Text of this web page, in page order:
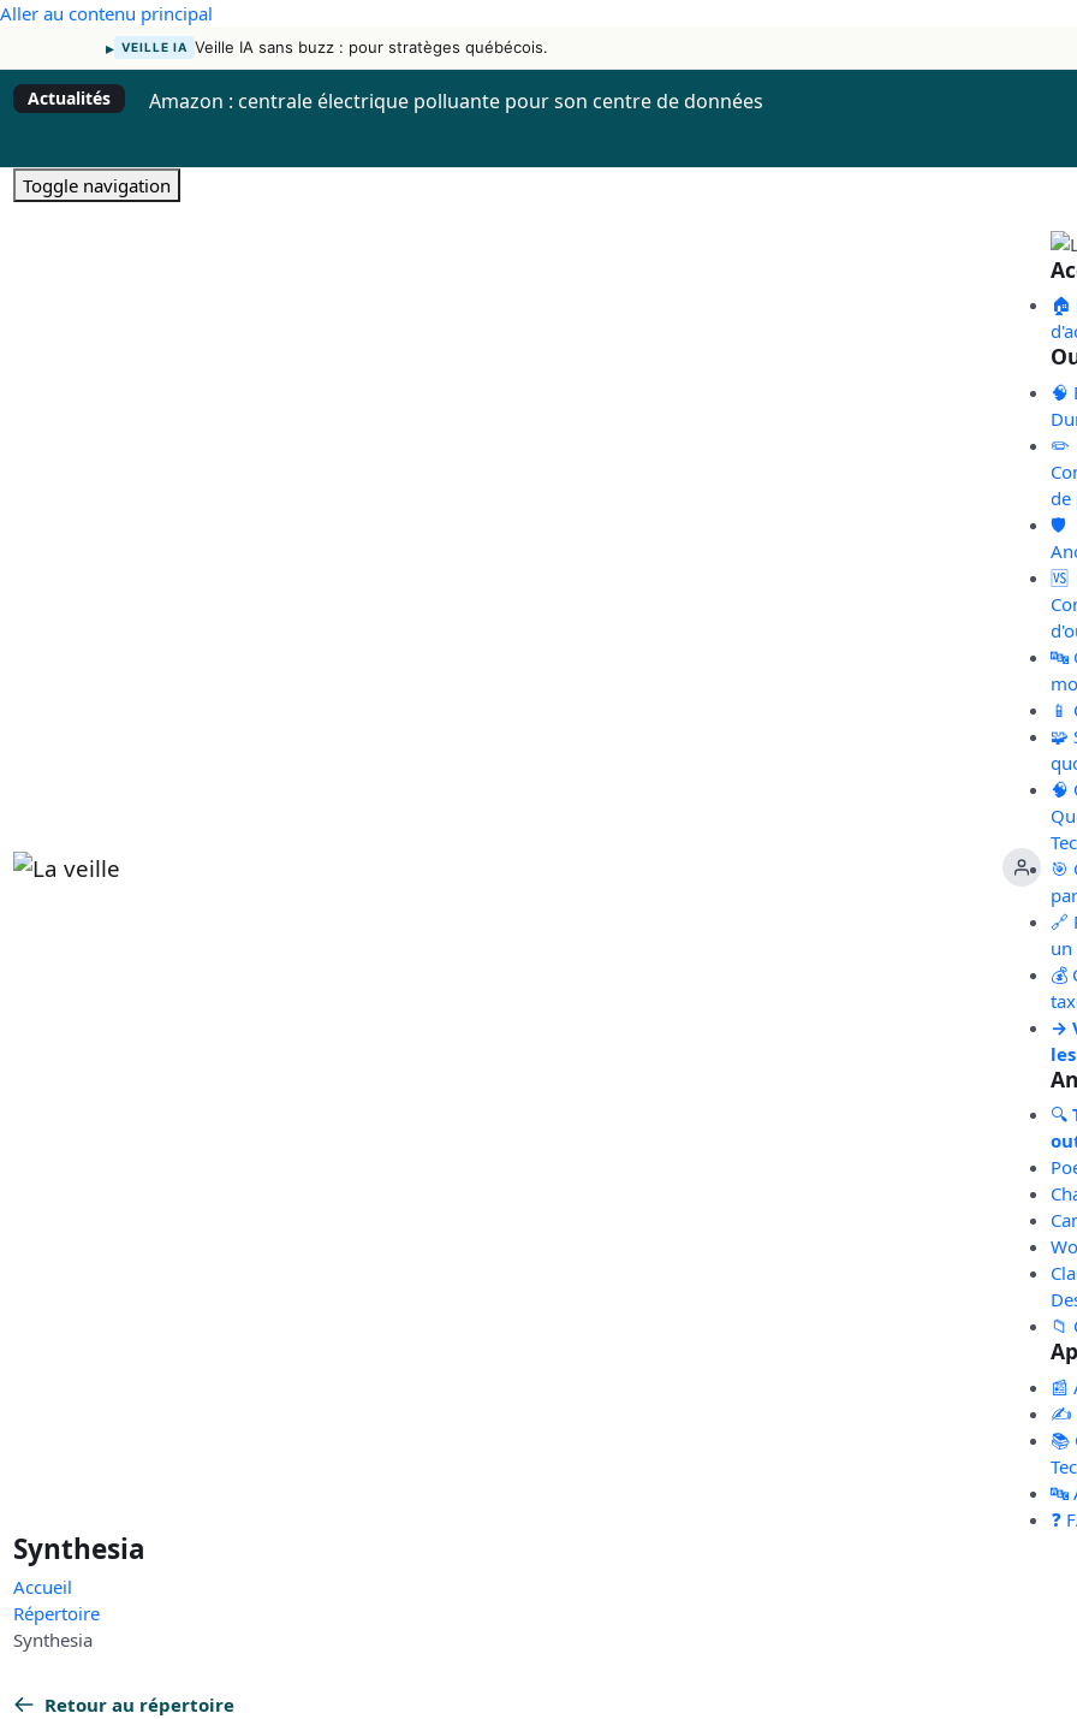
Aller au contenu principal
▸ VEILLE IA Veille IA sans buzz : pour stratèges québécois.
Actualités Amazon : centrale électrique polluante pour son centre de données
Toggle navigation
🏠
🧠
✏️
de
🛡️
🆚
🔤
📱
🧩
🧠
🎯
🔗
un
💰
→
🔍
📁
📰
✍️
📚
🔤
❓
Synthesia
Accueil
Répertoire
Synthesia
Retour au répertoire